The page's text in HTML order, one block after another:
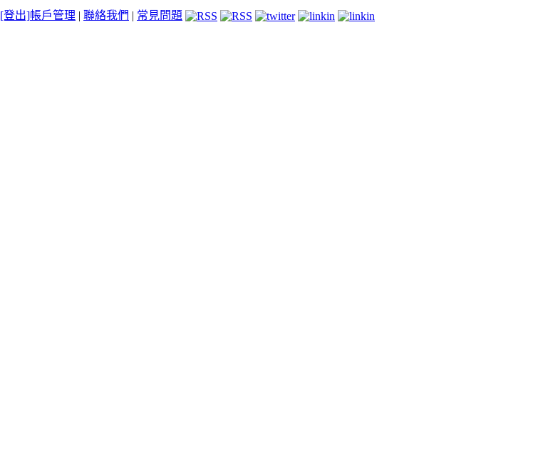
[登出]帳戶管理 | 聯絡我們 | 常見問題